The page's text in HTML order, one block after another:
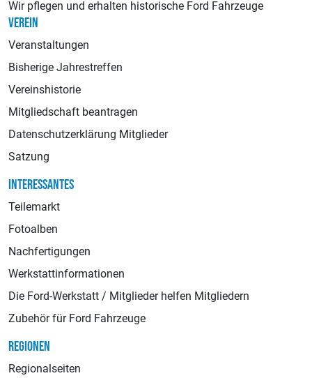
Wir pflegen und erhalten historische Ford Fahrzeuge
VEREIN
Veranstaltungen
Bisherige Jahrestreffen
Vereinshistorie
Mitgliedschaft beantragen
Datenschutzerklärung Mitglieder
Satzung
INTERESSANTES
Teilemarkt
Fotoalben
Nachfertigungen
Werkstattinformationen
Die Ford-Werkstatt / Mitglieder helfen Mitgliedern
Zubehör für Ford Fahrzeuge
REGIONEN
Regionalseiten